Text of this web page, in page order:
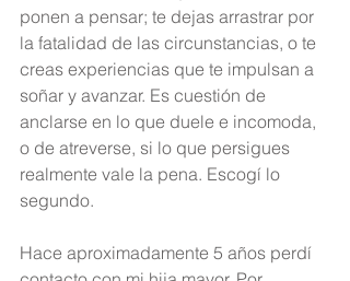
ponen a pensar; te dejas arrastrar por
la fatalidad de las circunstancias, o te
creas experiencias que te impulsan a
soñar y avanzar. Es cuestión de
anclarse en lo que duele e incomoda,
o de atreverse, si lo que persigues
realmente vale la pena. Escogí lo
segundo.
Hace aproximadamente 5 años perdí